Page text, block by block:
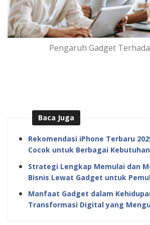
Pengaruh Gadget
Baca Juga
Rekomendasi iPhone Terbaru
Cocok untuk Berbagai
Strategi Lengkap Memulai dan
Bisnis Lewat Gadget untuk
Manfaat Gadget dalam
Transformasi Digital yang